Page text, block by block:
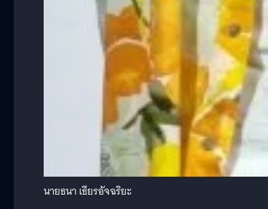
นายธนา เธียรอัจฉริยะ